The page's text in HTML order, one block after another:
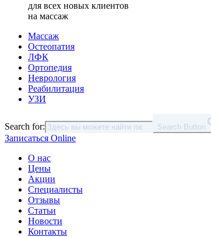
для всех новых клиентов
на массаж
Массаж
Остеопатия
ЛФК
Ортопедия
Неврология
Реабилитация
УЗИ
Search for: Search Button
Записаться Online
О нас
Цены
Акции
Специалисты
Отзывы
Статьи
Новости
Контакты